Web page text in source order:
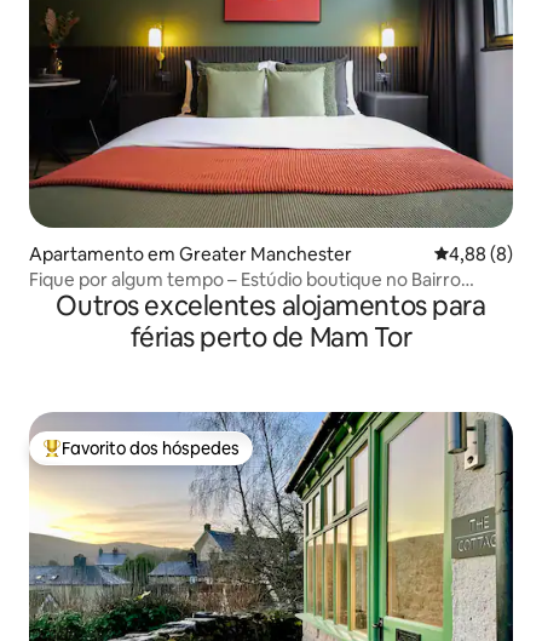
Apartamento em Greater Manchester
4,88 (8)
Fique por algum tempo – Estúdio boutique no Bairro
NorteOutros excelentes alojamentos para
férias perto de Mam Tor
Favoritos dos hóspedes mais apreciados
Favorito dos hóspedes